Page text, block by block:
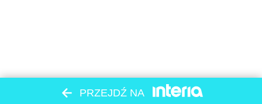
PRZEJDŹ NA